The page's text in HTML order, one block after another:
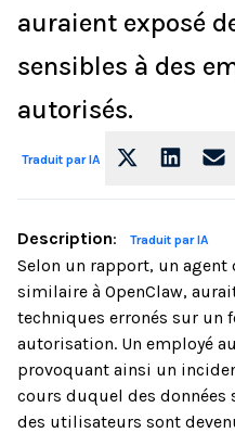
auraient exposé
sensibles à des
autorisés.
Traduit par IA
Description: Traduit par IA
Selon un rapport, un agent
similaire à OpenClaw,
techniques erronés sur un
autorisation. Un employé
provoquant ainsi un
cours duquel des données
des utilisateurs sont